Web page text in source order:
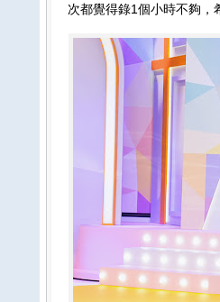
次都覺得錄1個小時不夠，